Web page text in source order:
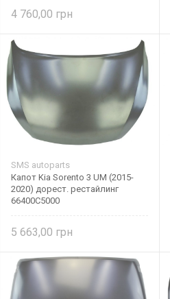
4 760,00
SMS autoparts
Капот Kia Sorento 3 UM (2015-
2020) дорест. рестайлинг
66400C5000
5 663,00